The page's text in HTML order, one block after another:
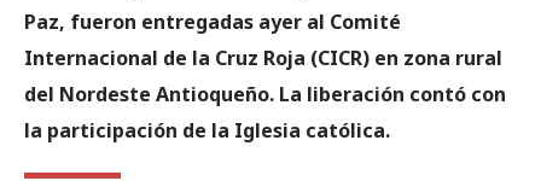
Paz, fueron entregadas ayer al Comité
Internacional de la Cruz Roja (CICR) en zona rural
del Nordeste Antioqueño. La liberación contó con
la participación de la Iglesia católica.